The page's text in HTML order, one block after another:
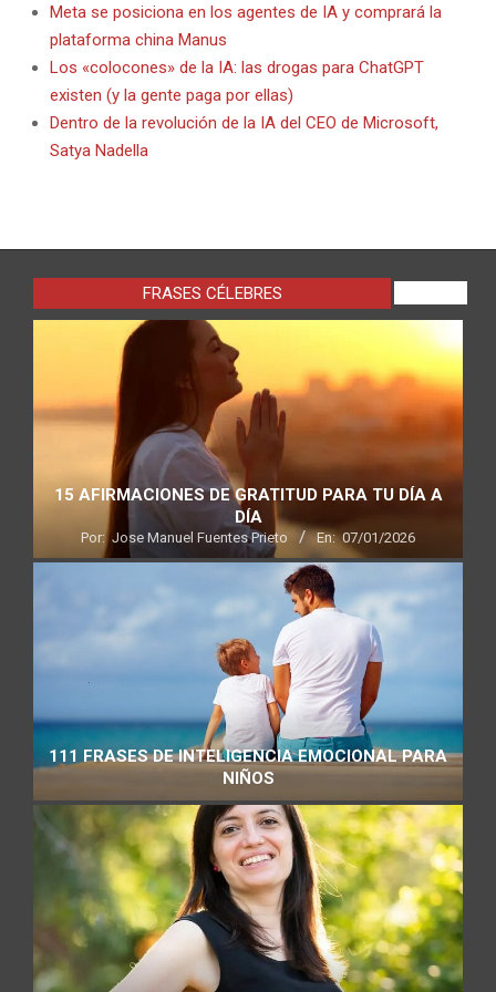
Meta se posiciona en los agentes de IA y comprará la
plataforma china Manus
Los «colocones» de la IA: las drogas para ChatGPT
existen (y la gente paga por ellas)
Dentro de la revolución de la IA del CEO de Microsoft,
Satya Nadella
FRASES CÉLEBRES
15 AFIRMACIONES DE GRATITUD PARA TU DÍA A
DÍA
Por: Jose Manuel Fuentes Prieto En: 07/01/2026
111 FRASES DE INTELIGENCIA EMOCIONAL PARA
NIÑOS